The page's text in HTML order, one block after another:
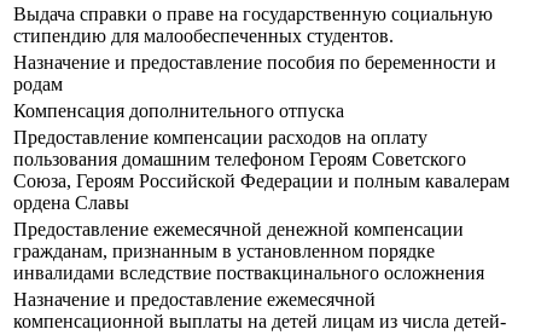
Выдача справки о праве на государственную социальную
стипендию для малообеспеченных студентов.
Назначение и предоставление пособия по беременности и
родам
Компенсация дополнительного отпуска
Предоставление компенсации расходов на оплату
пользования домашним телефоном Героям Советского
Союза, Героям Российской Федерации и полным кавалерам
ордена Славы
Предоставление ежемесячной денежной компенсации
гражданам, признанным в установленном порядке
инвалидами вследствие поствакцинального осложнения
Назначение и предоставление ежемесячной
компенсационной выплаты на детей лицам из числа детей-